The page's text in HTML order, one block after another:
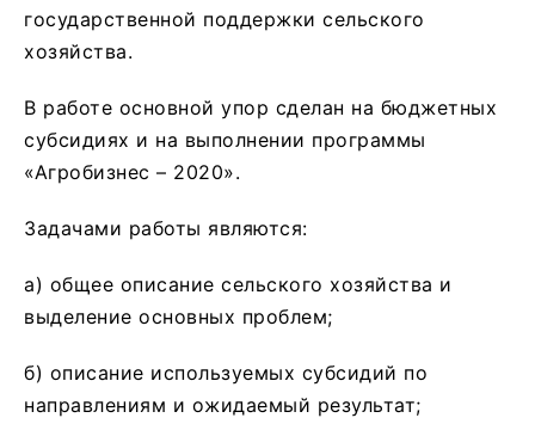
государственной поддержки сельского
хозяйства.
В работе основной упор сделан на бюджетных
субсидиях и на выполнении программы
«Агробизнес – 2020».
Задачами работы являются:
а) общее описание сельского хозяйства и
выделение основных проблем;
б) описание используемых субсидий по
направлениям и ожидаемый результат;